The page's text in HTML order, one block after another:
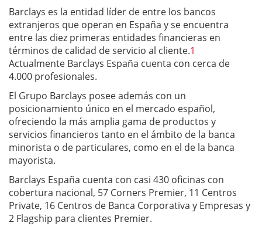
Barclays es la entidad líder de entre los bancos
extranjeros que operan en España y se encuentra
entre las diez primeras entidades financieras en
términos de calidad de servicio al cliente.1
Actualmente Barclays España cuenta con cerca de
4.000 profesionales.
El Grupo Barclays posee además con un
posicionamiento único en el mercado español,
ofreciendo la más amplia gama de productos y
servicios financieros tanto en el ámbito de la banca
minorista o de particulares, como en el de la banca
mayorista.
Barclays España cuenta con casi 430 oficinas con
cobertura nacional, 57 Corners Premier, 11 Centros
Private, 16 Centros de Banca Corporativa y Empresas y
2 Flagship para clientes Premier.